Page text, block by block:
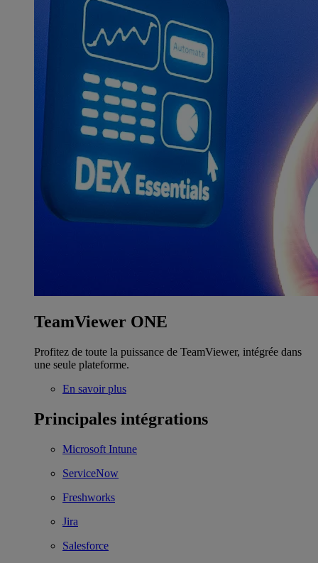
TeamViewer ONE
Profitez de toute la puissance de TeamViewer, intégrée dans
une seule plateforme.
En savoir plus
Principales intégrations
Microsoft Intune
ServiceNow
Freshworks
Jira
Salesforce